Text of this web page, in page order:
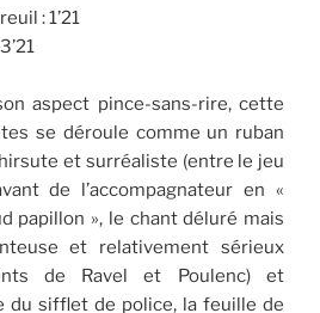
: 1’21
aspect pince-sans-rire, cette
se déroule comme un ruban
et surréaliste (entre le jeu
de l’accompagnateur en «
papillon », le chant déluré mais
et relativement sérieux
de Ravel et Poulenc) et
du sifflet de police, la feuille de